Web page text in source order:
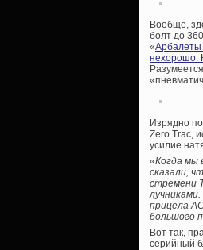
Вообще,
болт до
«Арбалеты
нехорошо.
Изрядно
Zero Trac,
усилие
«Когда мы
сказали,
стремени
прицела
большого
Вот так,
серийный